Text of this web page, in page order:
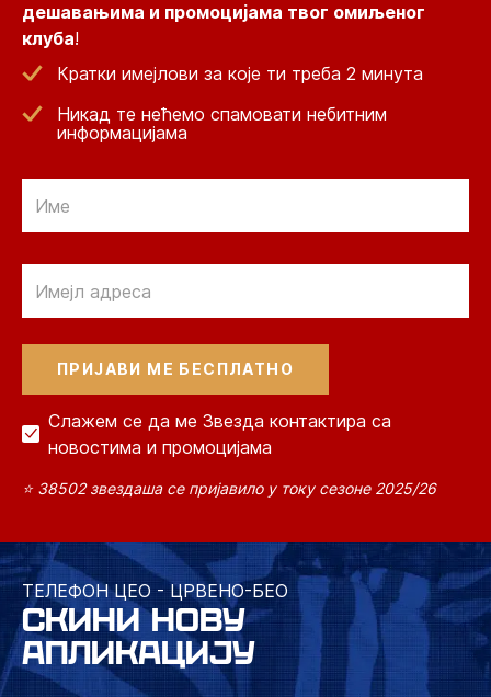
дешавањима и промоцијама твог омиљеног
клуба!
Кратки имејлови за које ти треба 2 минута
Никад те нећемо спамовати небитним
информацијама
Слажем се да ме Звезда контактира са
новостима и промоцијама
⭐ 38502 звездаша се пријавило у току сезоне 2025/26
ТЕЛЕФОН ЦЕО - ЦРВЕНО-БЕО
СКИНИ НОВУ
АПЛИКАЦИЈУ